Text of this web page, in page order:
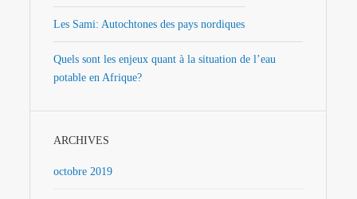
Les Sami: Autochtones des pays nordiques
Quels sont les enjeux quant à la situation de l’eau
potable en Afrique?
ARCHIVES
octobre 2019